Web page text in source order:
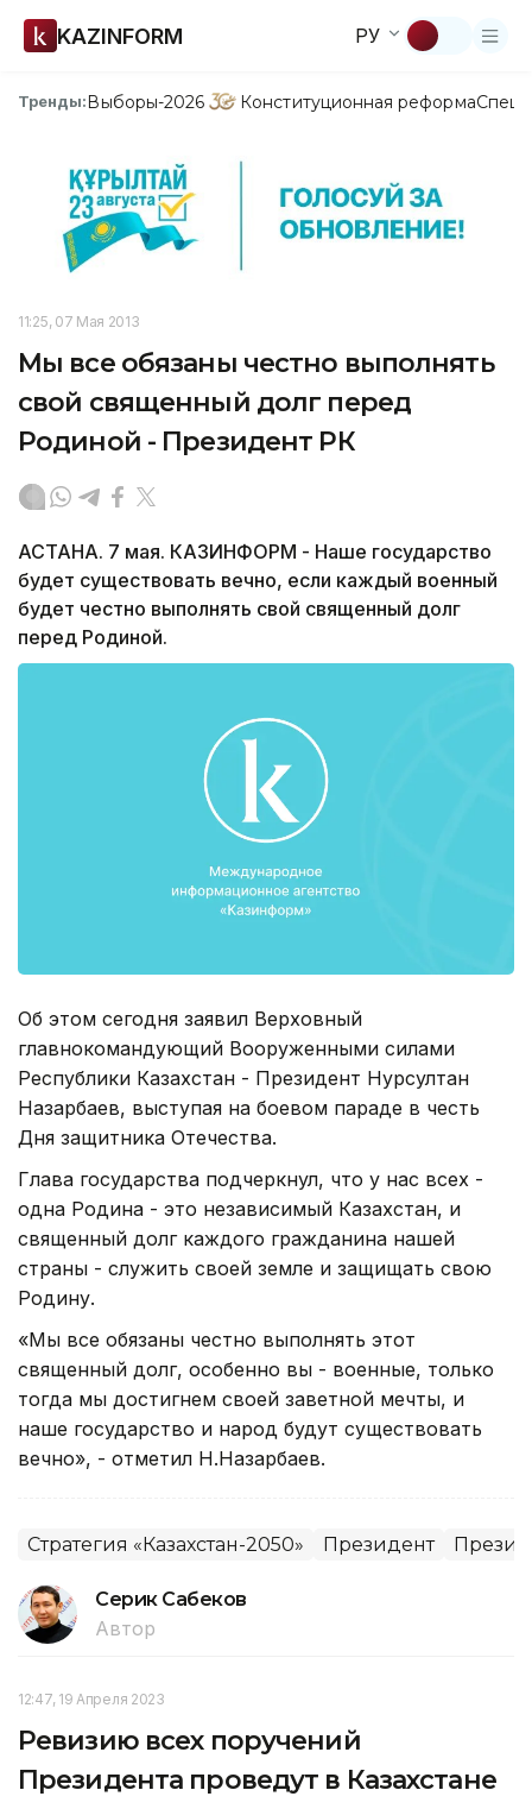
KAZINFORM РУ
Тренды:Выборы-2026 Конституционная реформа
11:25, 07 Мая 2013
Мы все обязаны честно выполнять
свой священный долг перед
Родиной - Президент РК
АСТАНА. 7 мая. КАЗИНФОРМ - Наше государство
будет существовать вечно, если каждый военный
будет честно выполнять свой священный долг
перед Родиной.
Об этом сегодня заявил Верховный
главнокомандующий Вооруженными силами
Республики Казахстан - Президент Нурсултан
Назарбаев, выступая на боевом параде в честь
Дня защитника Отечества.
Глава государства подчеркнул, что у нас всех -
одна Родина - это независимый Казахстан, и
священный долг каждого гражданина нашей
страны - служить своей земле и защищать свою
Родину.
«Мы все обязаны честно выполнять этот
священный долг, особенно вы - военные, только
тогда мы достигнем своей заветной мечты, и
наше государство и народ будут существовать
вечно», - отметил Н.Назарбаев.
Стратегия «Казахстан-2050» Президент
Серик Сабеков
Автор
12:47, 19 Апреля 2023
Ревизию всех поручений
Президента проведут в Казахстане